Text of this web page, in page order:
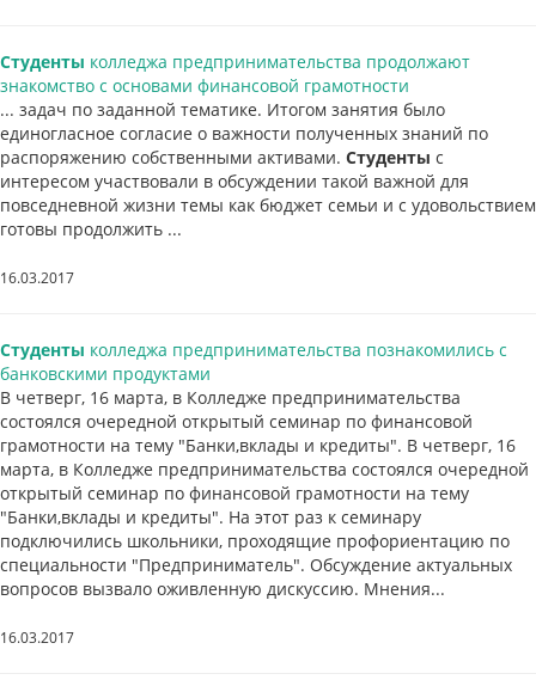
Студенты колледжа предпринимательства продолжают
знакомство с основами финансовой грамотности
... задач по заданной тематике. Итогом занятия было
единогласное согласие о важности полученных знаний по
распоряжению собственными активами. Студенты с
интересом участвовали в обсуждении такой важной для
повседневной жизни темы как бюджет семьи и с удовольствием
готовы продолжить ...
16.03.2017
Студенты колледжа предпринимательства познакомились с
банковскими продуктами
В четверг, 16 марта, в Колледже предпринимательства
состоялся очередной открытый семинар по финансовой
грамотности на тему "Банки,вклады и кредиты". В четверг, 16
марта, в Колледже предпринимательства состоялся очередной
открытый семинар по финансовой грамотности на тему
"Банки,вклады и кредиты". На этот раз к семинару
подключились школьники, проходящие профориентацию по
специальности "Предприниматель". Обсуждение актуальных
вопросов вызвало оживленную дискуссию. Мнения...
16.03.2017